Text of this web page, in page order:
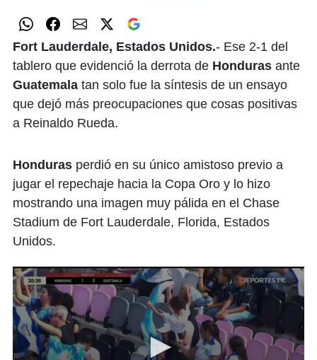
of
seconds
Fort Lauderdale, Estados Unidos.- Ese 2-1 del
tablero que evidenció la derrota de Honduras ante
Guatemala tan solo fue la síntesis de un ensayo
que dejó más preocupaciones que cosas positivas
a Reinaldo Rueda.
Honduras perdió en su único amistoso previo a
jugar el repechaje hacia la Copa Oro y lo hizo
mostrando una imagen muy pálida en el Chase
Stadium de Fort Lauderdale, Florida, Estados
Unidos.